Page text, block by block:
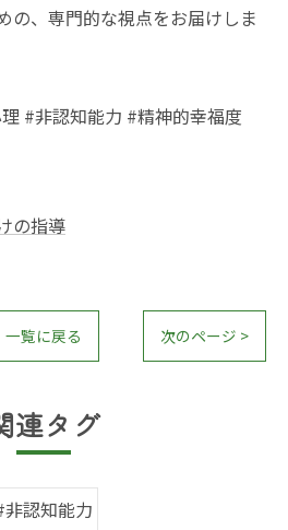
の、専門的な視点をお届けしま
#非認知能力 #精神的幸福度
の指導
一覧に戻る 次のページ >
連タグ
非認知能力